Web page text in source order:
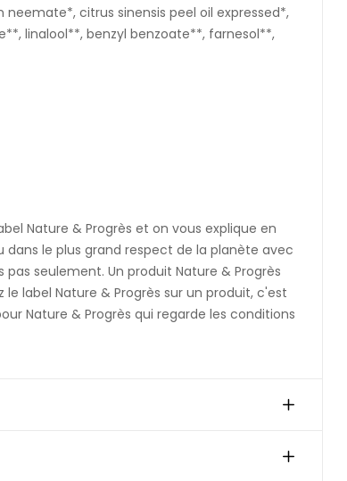
citrus sinensis peel oil expressed*,
linalool**, benzyl benzoate**, farnesol**,
Nature & Progrès et on vous explique en
le plus grand respect de la planète avec
seulement. Un produit Nature & Progrès
label Nature & Progrès sur un produit, c'est
Nature & Progrès qui regarde les conditions